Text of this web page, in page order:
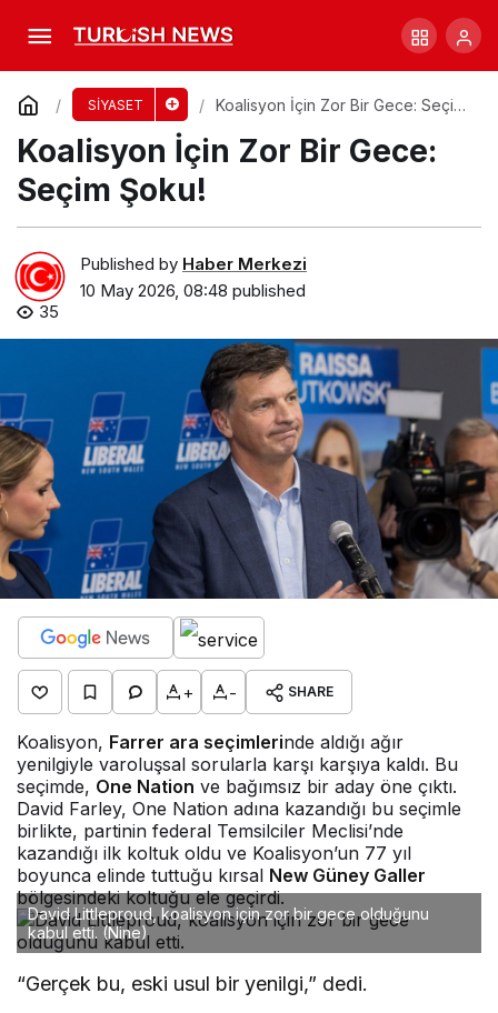
SİYASET
Koalisyon İçin Zor Bir Gece: Seçim
Koalisyon İçin Zor Bir Gece:
Seçim Şoku!
Published by Haber Merkezi
10 May 2026, 08:48 published
35
+ - SHARE
Koalisyon, Farrer ara seçimlerinde aldığı ağır
yenilgiyle varoluşsal sorularla karşı karşıya kaldı. Bu
seçimde, One Nation ve bağımsız bir aday öne çıktı.
David Farley, One Nation adına kazandığı bu seçimle
birlikte, partinin federal Temsilciler Meclisi’nde
kazandığı ilk koltuk oldu ve Koalisyon’un 77 yıl
boyunca elinde tuttuğu kırsal New Güney Galler
bölgesindeki koltuğu ele geçirdi.
David Littleproud, koalisyon için zor bir gece olduğunu
kabul etti. (Nine)
“Gerçek bu, eski usul bir yenilgi,” dedi.
Farrer’da Şok Sonuç: One Nation Zaferi!
Comment Share